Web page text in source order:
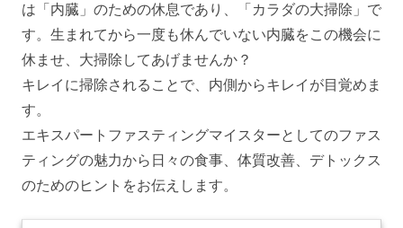
は「内臓」のための休息であり、「カラダの大掃除」で
す。生まれてから一度も休んでいない内臓をこの機会に
休ませ、大掃除してあげませんか？
キレイに掃除されることで、内側からキレイが目覚めま
す。
エキスパートファスティングマイスターとしてのファス
ティングの魅力から日々の食事、体質改善、デトックス
のためのヒントをお伝えします。